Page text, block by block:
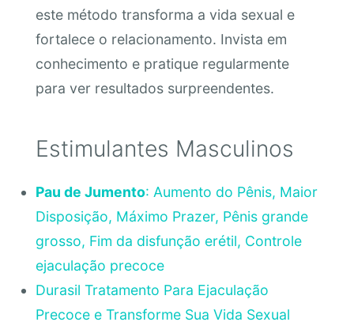
este método transforma a vida sexual e
fortalece o relacionamento. Invista em
conhecimento e pratique regularmente
para ver resultados surpreendentes.
Estimulantes Masculinos
Pau de Jumento: Aumento do Pênis, Maior
Disposição, Máximo Prazer, Pênis grande
grosso, Fim da disfunção erétil, Controle
ejaculação precoce
Durasil Tratamento Para Ejaculação
Precoce e Transforme Sua Vida Sexual